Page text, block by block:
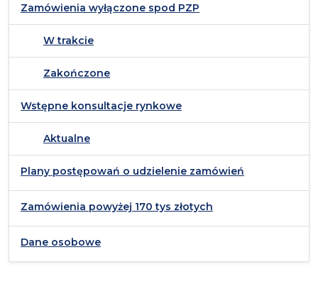
Zamówienia wyłączone spod PZP
W trakcie
Zakończone
Wstępne konsultacje rynkowe
Aktualne
Plany postępowań o udzielenie zamówień
Zamówienia powyżej 170 tys złotych
Dane osobowe